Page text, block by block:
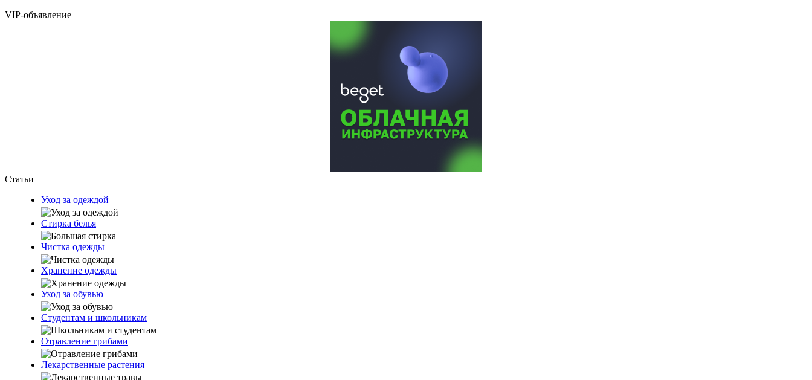
VIP-объявление
Статьи
Уход за одеждой
Стирка белья
Чистка одежды
Хранение одежды
Уход за обувью
Студентам и школьникам
Отравление грибами
Лекарственные растения